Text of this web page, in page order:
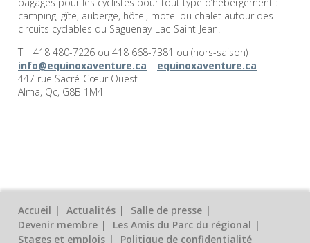
camping, gîte, auberge, hôtel, motel ou chalet autour des
circuits cyclables du Saguenay-Lac-Saint-Jean.
T | 418 480-7226 ou 418 668-7381 ou (hors-saison) |
info@equinoxaventure.ca | equinoxaventure.ca
447 rue Sacré-Cœur Ouest
Alma, Qc, G8B 1M4
Accueil Actualités
Salle de presse
Devenir membre
Les Amis du Parc du régional
Stages et emplois
Politique de confidentialité